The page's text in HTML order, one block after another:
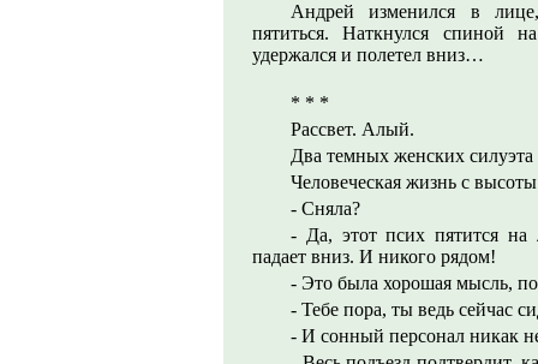
Андрей изменился в
пятиться. Наткнулся спиной
удержался и полетел вниз…
* * *
Рассвет. Алый.
Два темных женских
Человеческая жизнь с
- Сняла?
- Да, этот псих пятится на
падает вниз. И никого рядом!
- Это была хорошая мысль,
- Тебе пора, ты ведь сейчас
- И сонный персонал никак